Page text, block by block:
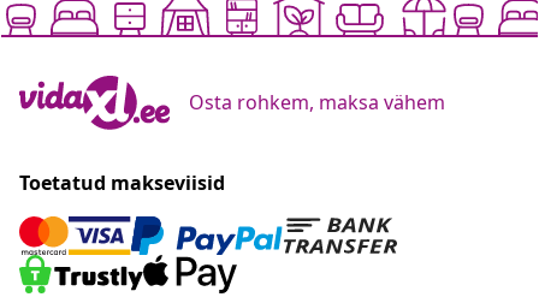
Osta rohkem, maksa vähem
Toetatud makseviisid